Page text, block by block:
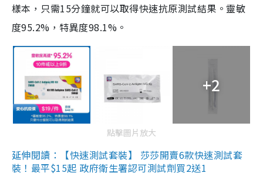
樣本，只需15分鐘就可以取得快速抗原測試結果。靈敏
度95.2%，特異度98.1%。
+2
點擊圖片放大
延伸閱讀：【快速測試套裝】 莎莎開賣6款快速測試套
裝！最平$15起 政府衛生署認可測試劑買2送1